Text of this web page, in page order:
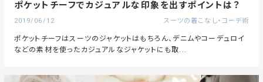
ポケットチーフでカジュアルな印象を出すポイントは？
2019/06/12 スーツの着こなし・コーデ術
ポケットチーフはスーツのジャケットはもちろん、デニムやコーデュロイ
などの素材を使ったカジュアルなジャケットにも取...